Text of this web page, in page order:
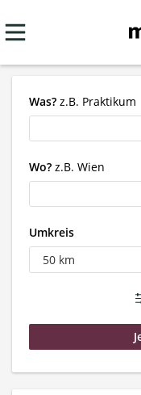
Was? z.B. Praktikum
Wo? z.B. Wien
Umkreis